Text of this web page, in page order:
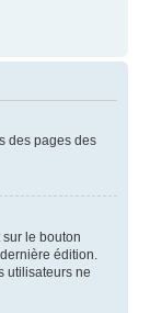
des pages des
le bouton
édition.
utilisateurs ne